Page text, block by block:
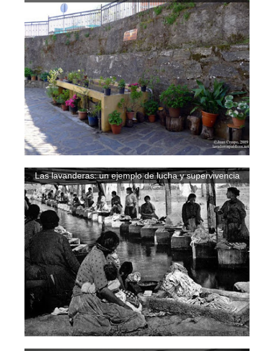
Las lavanderas: un ejemplo de lucha y supervivencia